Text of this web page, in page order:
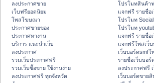
ลงประกาศขาย
เว็บฟรียอดนิยม
โพสโฆษณา
ประกาศขายของ
ประกาศหางาน
บริการ แนะนำเว็บ
ลงประกาศ
รวมเว็บประกาศฟรี
รวมเว็บซื้อขาย ใช้งานง่าย
ลงประกาศฟรี ทุกจังหวัด
โปรโมทสินค้า
แจกฟรี รายชื่อ
โปรโมท Social
โปรโมท
แจกฟรี รายชื่อ
แจกฟรีโพสเว็
เว็บบอร์ดsmfโ
รายชื่อเว็บบอ
ลงประกาศฟรี
เว็บบอร์ดขาย